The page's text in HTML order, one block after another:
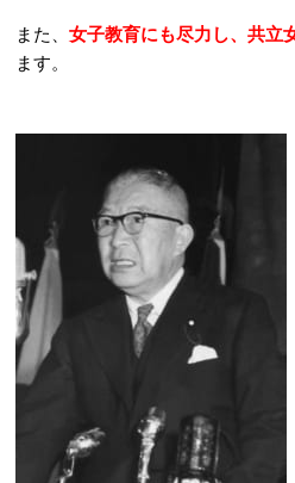
また、 女子教育にも尽力し、共立
ます。